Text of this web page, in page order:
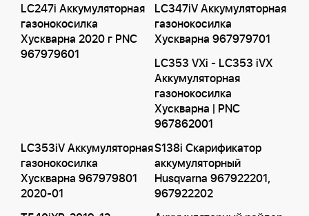
LC247i Аккумуляторная
газонокосилка
Хускварна 2020 г PNC
967979601
LC347iV Аккумуляторная
газонокосилка
Хускварна 967979701
LC353 VXi - LC353 iVX
Аккумуляторная
газонокосилка
Хускварна | PNC
967862001
LC353iV Аккумуляторная
газонокосилка
Хускварна 967979801
2020-01
S138i Скарификатор
аккумуляторный
Husqvarna 967922201,
967922202